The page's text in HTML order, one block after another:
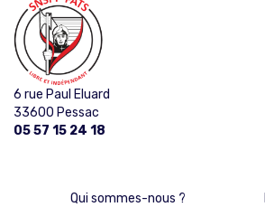
6 rue Paul Eluard
33600 Pessac
05 57 15 24 18
Qui sommes-nous ?